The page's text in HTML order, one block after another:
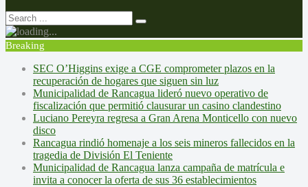
Breaking
SEC O’Higgins exige a CGE comprometer plazos en la
recuperación de hogares que siguen sin luz
Municipalidad de Rancagua lideró nuevo operativo de
fiscalización que permitió clausurar un casino clandestino
Luciano Pereyra regresa a Gran Arena Monticello con nuevo
disco
Rancagua rindió homenaje a los seis mineros fallecidos en la
tragedia de División El Teniente
Municipalidad de Rancagua lanza campaña de matrícula e
invita a conocer la oferta de sus 36 establecimientos